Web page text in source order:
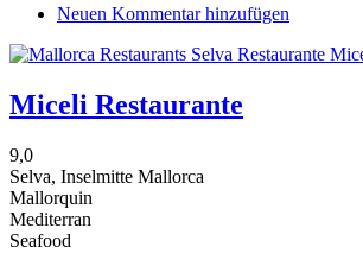
Neuen Kommentar hinzufügen
Miceli Restaurante
9,0
Selva, Inselmitte Mallorca
Mallorquin
Mediterran
Seafood